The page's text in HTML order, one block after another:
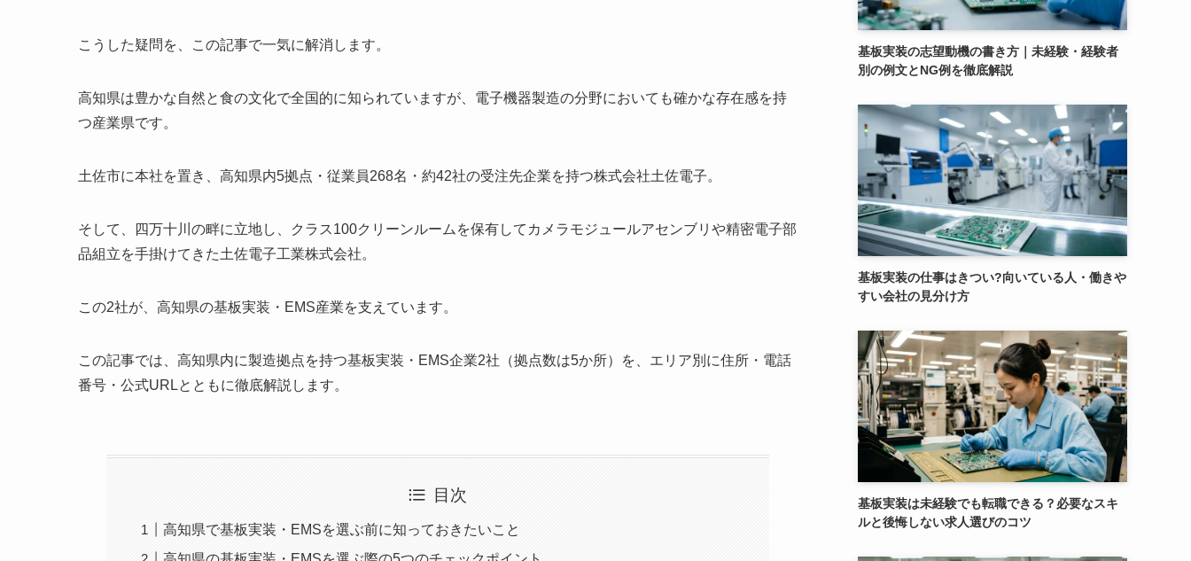
こうした疑問を、この記事で一気に解消します。
高知県は豊かな自然と食の文化で全国的に知られていますが、電子機器製造の分野においても確かな存在感を持
つ産業県です。
土佐市に本社を置き、高知県内5拠点・従業員268名・約42社の受注先企業を持つ株式会社土佐電子。
そして、四万十川の畔に立地し、クラス100クリーンルームを保有してカメラモジュールアセンブリや精密電子部
品組立を手掛けてきた土佐電子工業株式会社。
この2社が、高知県の基板実装・EMS産業を支えています。
この記事では、高知県内に製造拠点を持つ基板実装・EMS企業2社（拠点数は5か所）を、エリア別に住所・電話
番号・公式URLとともに徹底解説します。
目次
高知県で基板実装・EMSを選ぶ前に知っておきたいこと
基板実装の志望動機の書き方｜未経験・経験者
別の例文とNG例を徹底解説
基板実装の仕事はきつい?向いている人・働きや
すい会社の見分け方
基板実装は未経験でも転職できる？必要なスキ
ルと後悔しない求人選びのコツ